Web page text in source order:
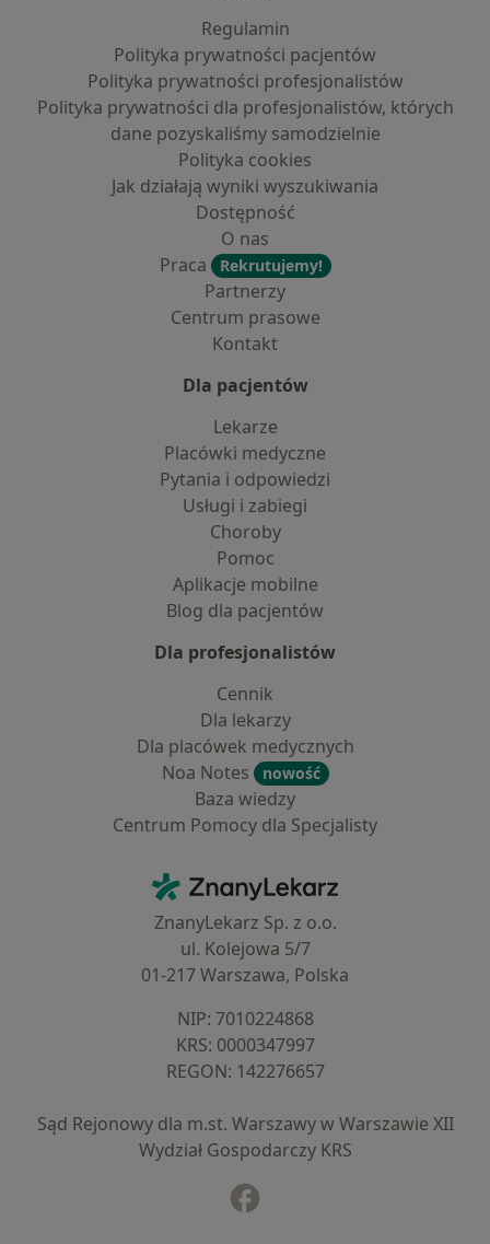
Regulamin
Polityka prywatności pacjentów
Polityka prywatności profesjonalistów
Polityka prywatności dla profesjonalistów, których
dane pozyskaliśmy samodzielnie
Polityka cookies
Jak działają wyniki wyszukiwania
Dostępność
O nas
Praca
Rekrutujemy!
Partnerzy
Centrum prasowe
Kontakt
Dla pacjentów
Lekarze
Placówki medyczne
Pytania i odpowiedzi
Usługi i zabiegi
Choroby
Pomoc
Aplikacje mobilne
Blog dla pacjentów
Dla profesjonalistów
Cennik
Dla lekarzy
Dla placówek medycznych
Noa Notes
nowość
Baza wiedzy
Centrum Pomocy dla Specjalisty
ZnanyLekarz - Strona główna
ZnanyLekarz Sp. z o.o.
ul. Kolejowa 5/7
01-217 Warszawa, Polska
NIP: ⁠7010224868
KRS: ⁠0000347997
REGON: ⁠142276657
Sąd Rejonowy dla m.st. Warszawy w Warszawie XII
Wydział Gospodarczy KRS